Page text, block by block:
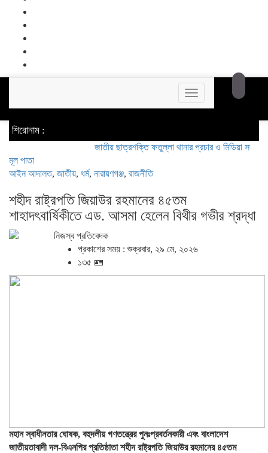
Toggle
navigation
শিরোনাম :
জাতীয় ছাত্রশক্তি ফতুল্লা থানার প্রচার ও মিডিয়া সম্পাদক হলেন
মূল পাতা
আইন আদালত, জাতীয়, ধর্ম, নারায়ণগঞ্জ, রাজনীতি
শহীদ রাষ্ট্রপতি জিয়াউর রহমানের ৪৫তম
শাহাদৎবার্ষিকীতে এড. আসমা হেলেন বিথীর গভীর শ্রদ্ধা
নিজস্ব প্রতিবেদক
প্রকাশের সময় : শুক্রবার, ২৯ মে, ২০২৬
১৩৫ 🪪
মহান স্বাধীনতার ঘোষক, বহুদলীয় গণতন্ত্রের পুনঃপ্রবর্তনকারী এবং বাংলাদেশ
জাতীয়তাবাদী দল-বিএনপির প্রতিষ্ঠাতা শহীদ রাষ্ট্রপতি জিয়াউর রহমানের ৪৫তম